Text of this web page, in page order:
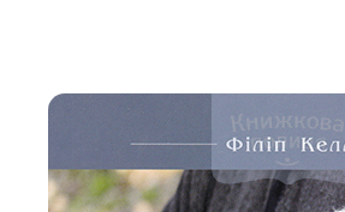
Новинки
Свіжі надходження, актуальна
література та нові автори на
полиці.